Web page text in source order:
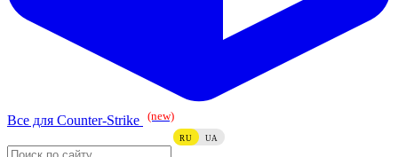
Все для Counter-Strike (new)
RU UA